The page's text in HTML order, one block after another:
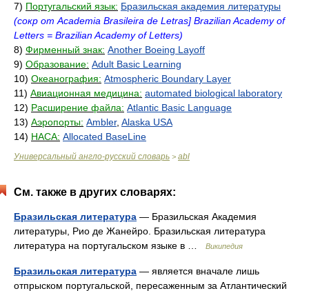
7) Португальский язык: Бразильская академия литературы
(сокр от Academia Brasileira de Letras] Brazilian Academy of
Letters = Brazilian Academy of Letters)
8) Фирменный знак: Another Boeing Layoff
9) Образование: Adult Basic Learning
10) Океанография: Atmospheric Boundary Layer
11) Авиационная медицина: automated biological laboratory
12) Расширение файла: Atlantic Basic Language
13) Аэропорты: Ambler, Alaska USA
14) НАСА: Allocated BaseLine
Универсальный англо-русский словарь > abl
См. также в других словарях:
Бразильская литература — Бразильская Академия
литературы, Рио де Жанейро. Бразильская литература
литература на португальском языке в …
Википедия
Бразильская литература — является вначале лишь
отпрыском португальской, пересаженным за Атлантический